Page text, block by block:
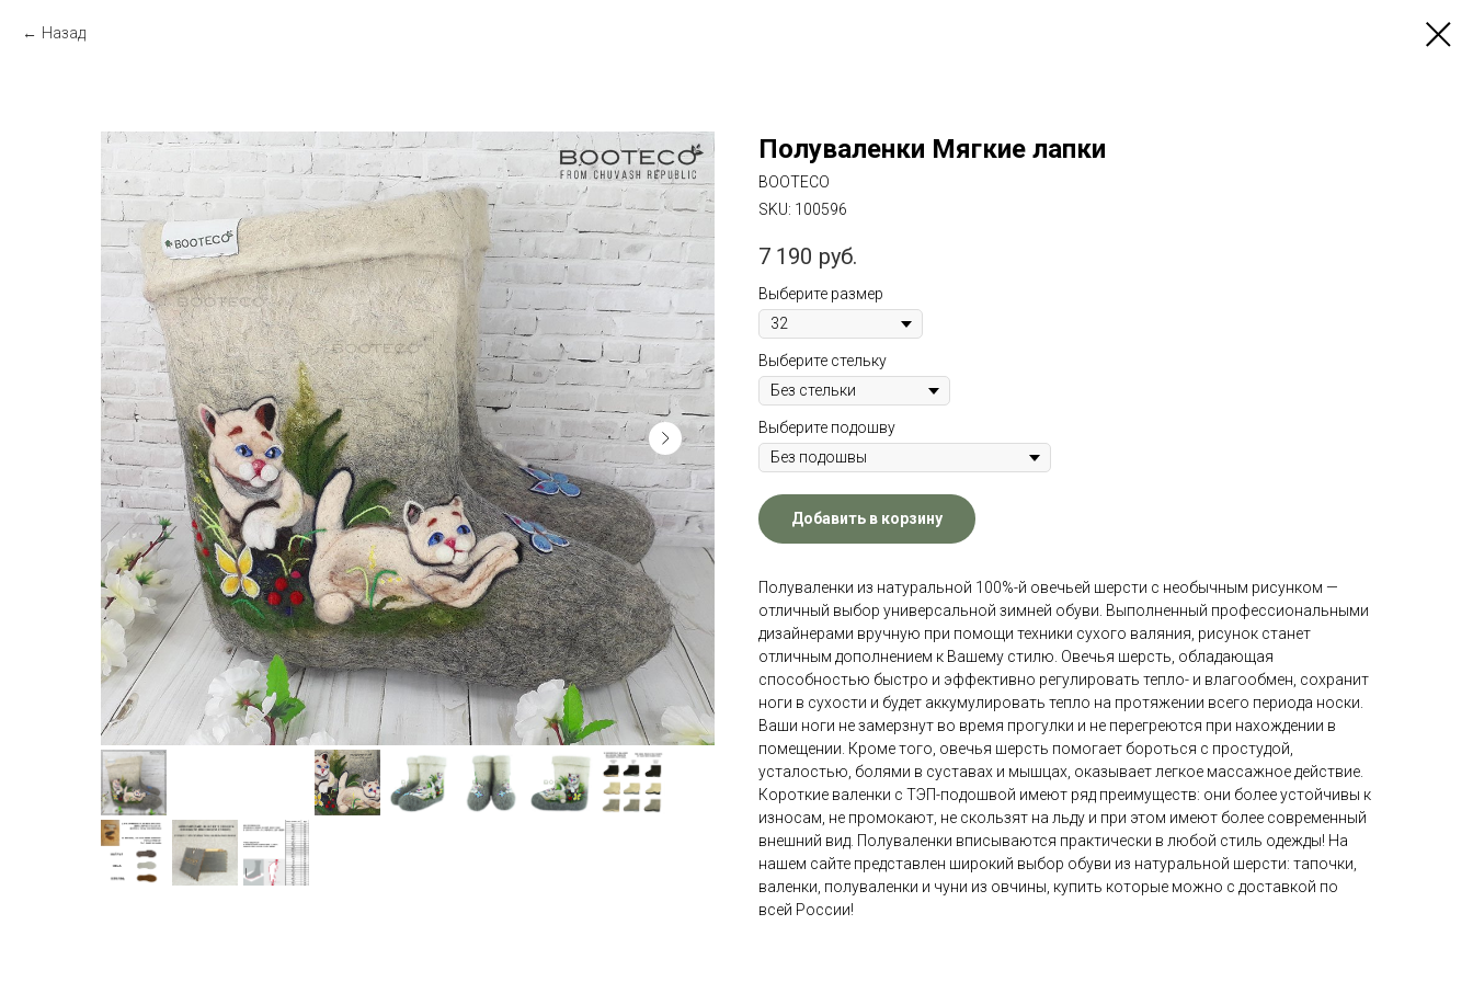
Назад
Полуваленки Мягкие лапки
BOOTECO
SKU: 100596
7 190 руб.
Выберите размер
Выберите стельку
Выберите подошву
Добавить в корзину
Полуваленки из натуральной 100%-й овечьей шерсти с необычным рисунком —
отличный выбор универсальной зимней обуви. Выполненный профессиональными
дизайнерами вручную при помощи техники сухого валяния, рисунок станет
отличным дополнением к Вашему стилю. Овечья шерсть, обладающая
способностью быстро и эффективно регулировать тепло- и влагообмен, сохранит
ноги в сухости и будет аккумулировать тепло на протяжении всего периода носки.
Ваши ноги не замерзнут во время прогулки и не перегреются при нахождении в
помещении. Кроме того, овечья шерсть помогает бороться с простудой,
усталостью, болями в суставах и мышцах, оказывает легкое массажное действие.
Короткие валенки с ТЭП-подошвой имеют ряд преимуществ: они более устойчивы к
износам, не промокают, не скользят на льду и при этом имеют более современный
внешний вид. Полуваленки вписываются практически в любой стиль одежды! На
нашем сайте представлен широкий выбор обуви из натуральной шерсти: тапочки,
валенки, полуваленки и чуни из овчины, купить которые можно с доставкой по
всей России!